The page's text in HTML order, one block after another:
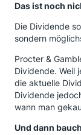
Das ist noch
Die Dividende
sondern
Procter &
Dividende. Weil
die aktuelle
Dividende
wann man
Und dann